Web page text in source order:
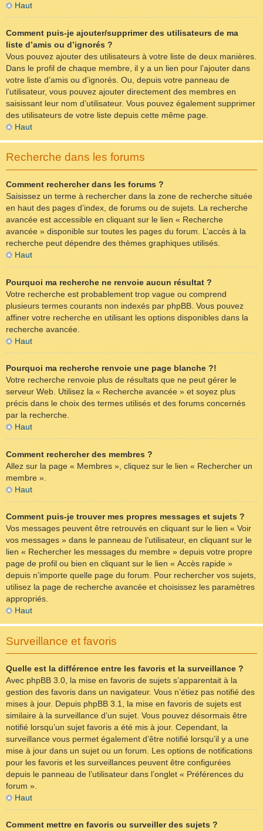
Haut
Comment puis-je ajouter/supprimer des utilisateurs de ma
liste d’amis ou d’ignorés ?
Vous pouvez ajouter des utilisateurs à votre liste de deux manières.
Dans le profil de chaque membre, il y a un lien pour l’ajouter dans
votre liste d’amis ou d’ignorés. Ou, depuis votre panneau de
l’utilisateur, vous pouvez ajouter directement des membres en
saisissant leur nom d’utilisateur. Vous pouvez également supprimer
des utilisateurs de votre liste depuis cette même page.
Haut
Recherche dans les forums
Comment rechercher dans les forums ?
Saisissez un terme à rechercher dans la zone de recherche située
en haut des pages d’index, de forums ou de sujets. La recherche
avancée est accessible en cliquant sur le lien « Recherche
avancée » disponible sur toutes les pages du forum. L’accès à la
recherche peut dépendre des thèmes graphiques utilisés.
Haut
Pourquoi ma recherche ne renvoie aucun résultat ?
Votre recherche est probablement trop vague ou comprend
plusieurs termes courants non indexés par phpBB. Vous pouvez
affiner votre recherche en utilisant les options disponibles dans la
recherche avancée.
Haut
Pourquoi ma recherche renvoie une page blanche ?!
Votre recherche renvoie plus de résultats que ne peut gérer le
serveur Web. Utilisez la « Recherche avancée » et soyez plus
précis dans le choix des termes utilisés et des forums concernés
par la recherche.
Haut
Comment rechercher des membres ?
Allez sur la page « Membres », cliquez sur le lien « Rechercher un
membre ».
Haut
Comment puis-je trouver mes propres messages et sujets ?
Vos messages peuvent être retrouvés en cliquant sur le lien « Voir
vos messages » dans le panneau de l’utilisateur, en cliquant sur le
lien « Rechercher les messages du membre » depuis votre propre
page de profil ou bien en cliquant sur le lien « Accès rapide »
depuis n’importe quelle page du forum. Pour rechercher vos sujets,
utilisez la page de recherche avancée et choisissez les paramètres
appropriés.
Haut
Surveillance et favoris
Quelle est la différence entre les favoris et la surveillance ?
Avec phpBB 3.0, la mise en favoris de sujets s’apparentait à la
gestion des favoris dans un navigateur. Vous n’étiez pas notifié des
mises à jour. Depuis phpBB 3.1, la mise en favoris de sujets est
similaire à la surveillance d’un sujet. Vous pouvez désormais être
notifié lorsqu’un sujet favoris a été mis à jour. Cependant, la
surveillance vous permet également d’être notifié lorsqu’il y a une
mise à jour dans un sujet ou un forum. Les options de notifications
pour les favoris et les surveillances peuvent être configurées
depuis le panneau de l’utilisateur dans l’onglet « Préférences du
forum ».
Haut
Comment mettre en favoris ou surveiller des sujets ?